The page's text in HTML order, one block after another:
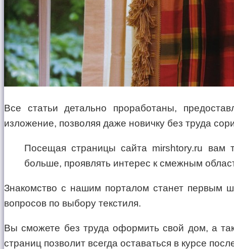
Все статьи детально проработаны,
изложение, позволяя даже новичку без труда
Посещая страницы сайта mirshtory.ru вам
больше, проявлять интерес к смежным
Знакомство с нашим порталом станет первым
вопросов по выбору текстиля.
Вы сможете без труда оформить свой дом, а
страниц позволит всегда оставаться в курсе